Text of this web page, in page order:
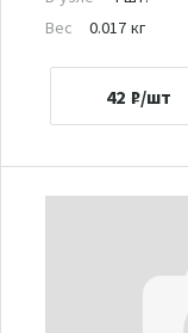
Вес
0.017 кг
42 ₽/шт